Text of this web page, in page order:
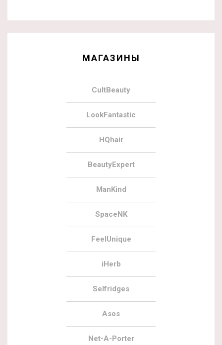
МАГАЗИНЫ
CultBeauty
LookFantastic
HQhair
BeautyExpert
ManKind
SpaceNK
FeelUnique
iHerb
Selfridges
Asos
Net-A-Porter